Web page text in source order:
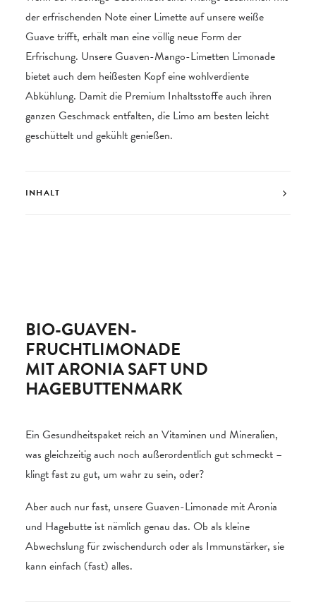
der erfrischenden Note einer Limette auf unsere weiße
Guave trifft, erhält man eine völlig neue Form der
Erfrischung. Unsere Guaven-Mango-Limetten Limonade
bietet auch dem heißesten Kopf eine wohlverdiente
Abkühlung. Damit die Premium Inhaltsstoffe auch ihren
ganzen Geschmack entfalten, die Limo am besten leicht
geschüttelt und gekühlt genießen.
INHALT
BIO-GUAVEN-
FRUCHTLIMONADE
MIT ARONIA SAFT UND
HAGEBUTTENMARK
Ein Gesundheitspaket reich an Vitaminen und Mineralien,
was gleichzeitig auch noch außerordentlich gut schmeckt –
klingt fast zu gut, um wahr zu sein, oder?
Aber auch nur fast, unsere Guaven-Limonade mit Aronia
und Hagebutte ist nämlich genau das. Ob als kleine
Abwechslung für zwischendurch oder als Immunstärker, sie
kann einfach (fast) alles.